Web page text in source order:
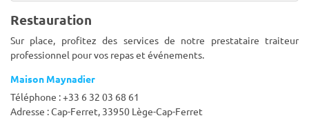
Restauration
Sur place, profitez des services de notre prestataire traiteur
professionnel pour vos repas et événements.
Maison Maynadier
Téléphone : +33 6 32 03 68 61
Adresse : Cap-Ferret, 33950 Lège-Cap-Ferret